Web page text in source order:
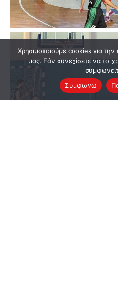
Χρησιμοποιούμε cookies για την
μας. Εάν συνεχίσετε να το
Συμφωνώ